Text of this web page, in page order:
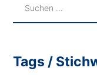
Tags /